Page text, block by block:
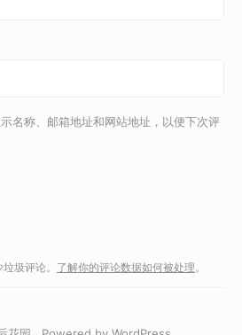
名称、邮箱地址和网站地址，以便下次评
圾评论。 了解你的评论数据如何被处理 。